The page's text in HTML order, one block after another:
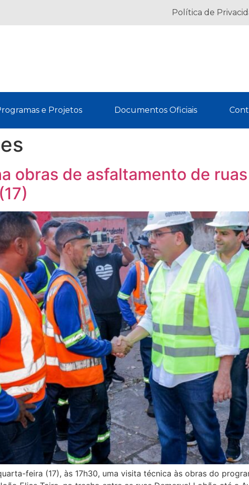
Política de
e Projetos Documentos Oficiais
obras de asfaltamento de
feira (17), às 17h30, uma visita técnica às obras do